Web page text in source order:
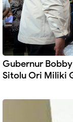
Gubernur
Sitolu Ori Miliki